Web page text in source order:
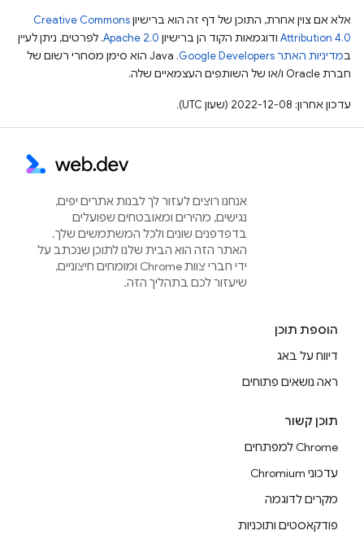
אלא אם צוין אחרת, התוכן של דף זה הוא ברישיוןCreative Commons
Attribution 4.0 ודוגמאות הקוד הן ברישיון Apache 2.0. לפרטים, ניתן לעיין
במדיניות האתר Google Developers‏
.‏ Java הוא סימן מסחרי רשום של
חברת Oracle ו/או של השותפים העצמאיים שלה.
עדכון אחרון: 2022-12-08 (שעון UTC).
אנחנו רוצים לעזור לך לבנות אתרים יפים,
נגישים, מהירים ומאובטחים שפועלים
בדפדפנים שונים ולכל המשתמשים שלך.
האתר הזה הוא הבית שלנו לתוכן שנכתב על
ידי חברי צוות Chrome ומומחים חיצוניים,
שיעזור לכם בתהליך הזה.
הוספת תוכן
דיווח על באג
ראה נושאים פתוחים
תוכן קשור
Chrome למפתחים
עדכוני Chromium
מקרים לדוגמה
פודקאסטים ותוכניות